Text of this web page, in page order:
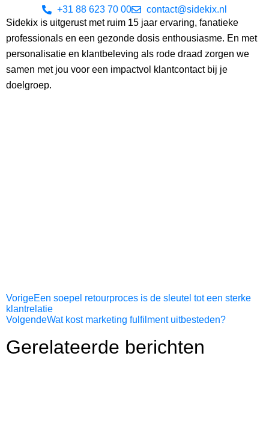
+31 88 623 70 00
contact@sidekix.nl
Sidekix is uitgerust met ruim 15 jaar ervaring, fanatieke
professionals en een gezonde dosis enthousiasme. En met
personalisatie en klantbeleving als rode draad zorgen we
samen met jou voor een impactvol klantcontact bij je
doelgroep.
VorigeEen soepel retourproces is de sleutel tot een sterke
klantrelatie
VolgendeWat kost marketing fulfilment uitbesteden?
Gerelateerde berichten